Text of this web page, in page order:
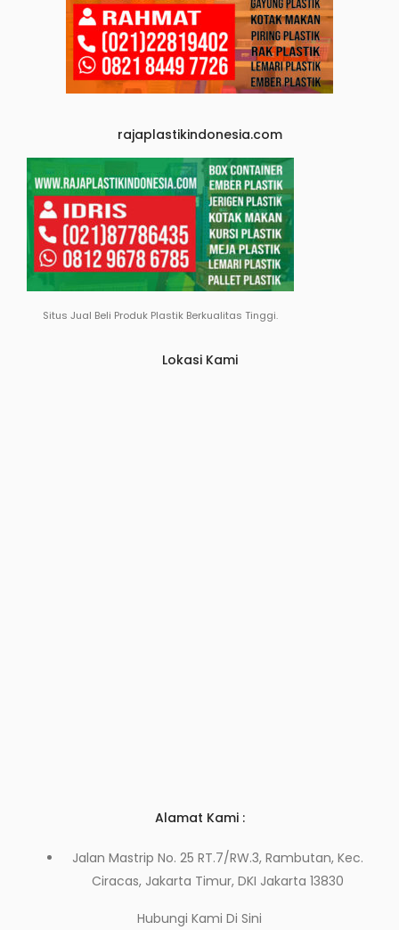
rajaplastikindonesia.com
Situs Jual Beli Produk Plastik Berkualitas Tinggi.
Lokasi Kami
Alamat Kami :
Jalan Mastrip No. 25 RT.7/RW.3, Rambutan, Kec.
Ciracas, Jakarta Timur, DKI Jakarta 13830
Hubungi Kami Di Sini